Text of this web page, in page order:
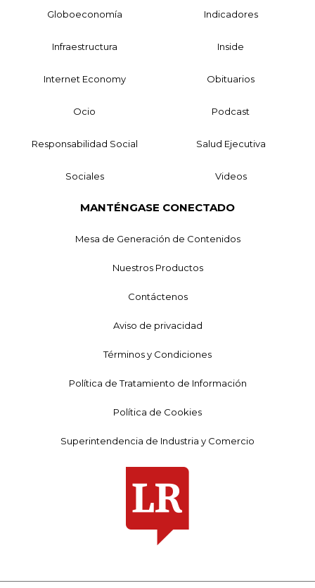
Globoeconomía Indicadores
Infraestructura Inside
Internet Economy Obituarios
Ocio Podcast
Responsabilidad Social Salud Ejecutiva
Sociales Videos
MANTÉNGASE CONECTADO
Mesa de Generación de Contenidos
Nuestros Productos
Contáctenos
Aviso de privacidad
Términos y Condiciones
Política de Tratamiento de Información
Política de Cookies
Superintendencia de Industria y Comercio